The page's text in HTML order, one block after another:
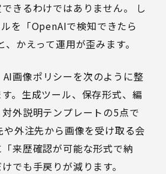
きるわけではありません。 し
を「OpenAIで検知できたら
かえって運用が歪みます。
画像ポリシーを次のように整
。生成ツール、保存形式、編
外説明テンプレートの5点で
や外注先から画像を受け取る会
来歴確認が可能な形式で納
でも手戻りが減ります。